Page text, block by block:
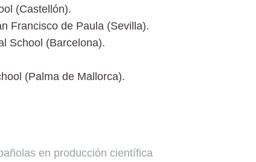
(Castellón).
Francisco de Paula (Sevilla).
School (Barcelona).
(Palma de Mallorca).
en producción científica